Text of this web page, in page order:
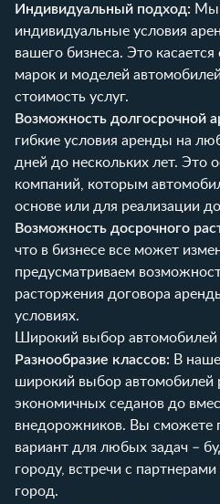
Индивидуальный подход: Мы
индивидуальные условия
вашего бизнеса. Это
марок и моделей
стоимость услуг.
Возможность долгосрочной
гибкие условия аренды на
дней до нескольких лет. Это
компаний, которым
основе или для реализации
Возможность досрочного
что в бизнесе все может
предусматриваем
расторжения договора
условиях.
Широкий выбор автомобилей
Разнообразие классов: В
широкий выбор автомобилей
экономичных седанов до
внедорожников. Вы сможете
вариант для любых задач –
городу, встречи с
город.